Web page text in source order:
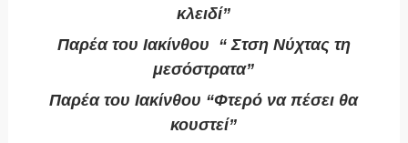
κλειδί”
Παρέα του Ιακίνθου “ Στση Νύχτας τη
μεσόστρατα”
Παρέα του Ιακίνθου “Φτερό να πέσει θα
κουστεί”